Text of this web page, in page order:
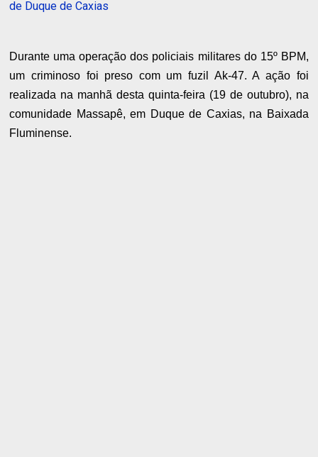
de Duque de Caxias
Durante uma operação dos policiais militares do 15º BPM,
um criminoso foi preso com um fuzil Ak-47. A ação foi
realizada na manhã desta quinta-feira (19 de outubro), na
comunidade Massapê, em Duque de Caxias, na Baixada
Fluminense.